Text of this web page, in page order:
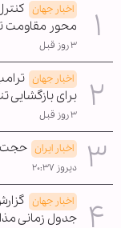
اخبار جهان
محور مقاومت
۳ روز قبل
اخبار جهان
برای
۳ روز قبل
اخبار ایران حجت
دیروز ۲۰:۳۷
اخبار جهان
جدول زمانی